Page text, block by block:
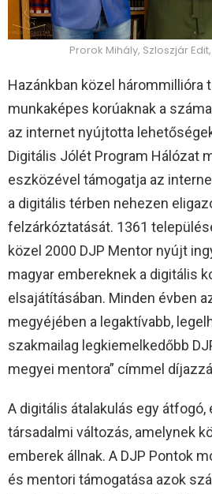
Prorok Mihály, Szloszjár
Hazánkban közel hárommillióra
munkaképes korúaknak a
az internet nyújtotta
Digitális Jólét Program Hálózat
eszközével támogatja az
a digitális térben nehezen
felzárkóztatását. 1361
közel 2000 DJP Mentor nyújt
magyar embereknek a digitális
elsajátításában. Minden évben
megyéjében a legaktívabb,
szakmailag legkiemelkedőbb
megyei mentora” címmel
A digitális átalakulás egy
társadalmi változás, amelynek
emberek állnak. A DJP Pontok
és mentori támogatása azok